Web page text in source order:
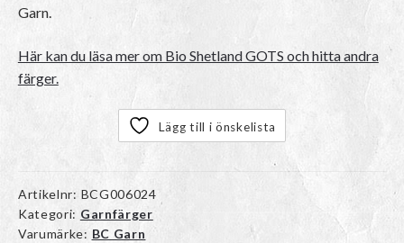
Garn.
Här kan du läsa mer om Bio Shetland GOTS och hitta andra
färger.
Lägg till i önskelista
Artikelnr: BCG006024
Kategori: Garnfärger
Varumärke: BC Garn